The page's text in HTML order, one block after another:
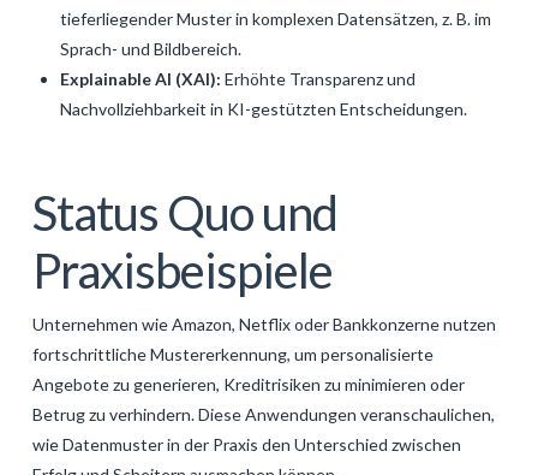
tieferliegender Muster in komplexen Datensätzen, z. B. im
Sprach- und Bildbereich.
Explainable AI (XAI): Erhöhte Transparenz und
Nachvollziehbarkeit in KI-gestützten Entscheidungen.
Status Quo und
Praxisbeispiele
Unternehmen wie Amazon, Netflix oder Bankkonzerne nutzen
fortschrittliche Mustererkennung, um personalisierte
Angebote zu generieren, Kreditrisiken zu minimieren oder
Betrug zu verhindern. Diese Anwendungen veranschaulichen,
wie Datenmuster in der Praxis den Unterschied zwischen